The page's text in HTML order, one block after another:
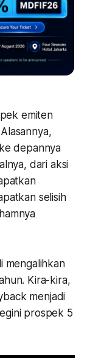
emiten
depannya
dari aksi
selisih
mengalihkan
Kira-kira,
menjadi
prospek 5